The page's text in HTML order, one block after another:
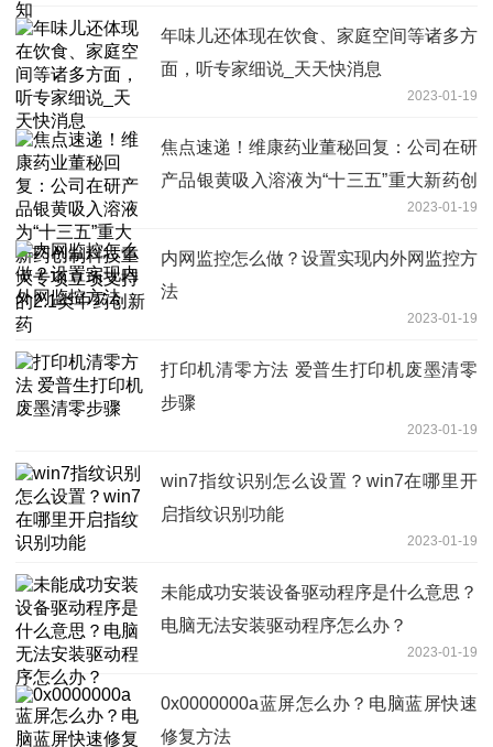
年味儿还体现在饮食、家庭空间等诸多方
面，听专家细说_天天快消息
2023-01-19
焦点速递！维康药业董秘回复：公司在研
产品银黄吸入溶液为“十三五”重大新药创
制科技重大专项立项支持的2.1类中药创
新药
2023-01-19
内网监控怎么做？设置实现内外网监控方
法
2023-01-19
打印机清零方法 爱普生打印机废墨清零
步骤
2023-01-19
win7指纹识别怎么设置？win7在哪里开
启指纹识别功能
2023-01-19
未能成功安装设备驱动程序是什么意思？
电脑无法安装驱动程序怎么办？
2023-01-19
0x0000000a蓝屏怎么办？电脑蓝屏快速
修复方法